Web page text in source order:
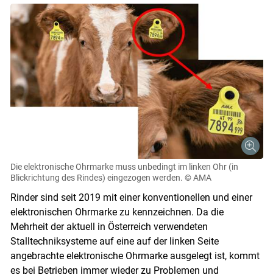
Die elektronische Ohrmarke muss unbedingt im linken Ohr (in
Blickrichtung des Rindes) eingezogen werden. © AMA
Rinder sind seit 2019 mit einer konventionellen und einer
elektronischen Ohrmarke zu kennzeichnen. Da die
Mehrheit der aktuell in Österreich verwendeten
Stalltechniksysteme auf eine auf der linken Seite
angebrachte elektronische Ohrmarke ausgelegt ist, kommt
es bei Betrieben immer wieder zu Problemen und